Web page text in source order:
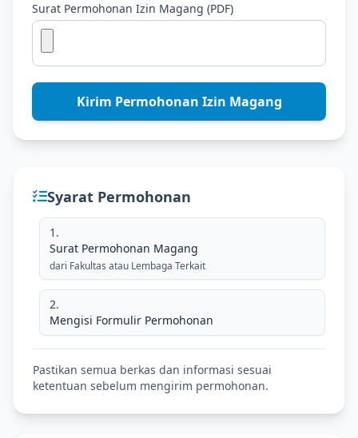
Surat Permohonan Izin Magang (PDF)
Kirim Permohonan Izin Magang
Syarat Permohonan
Surat Permohonan Magang
dari Fakultas atau Lembaga Terkait
Mengisi Formulir Permohonan
Pastikan semua berkas dan informasi sesuai
ketentuan sebelum mengirim permohonan.